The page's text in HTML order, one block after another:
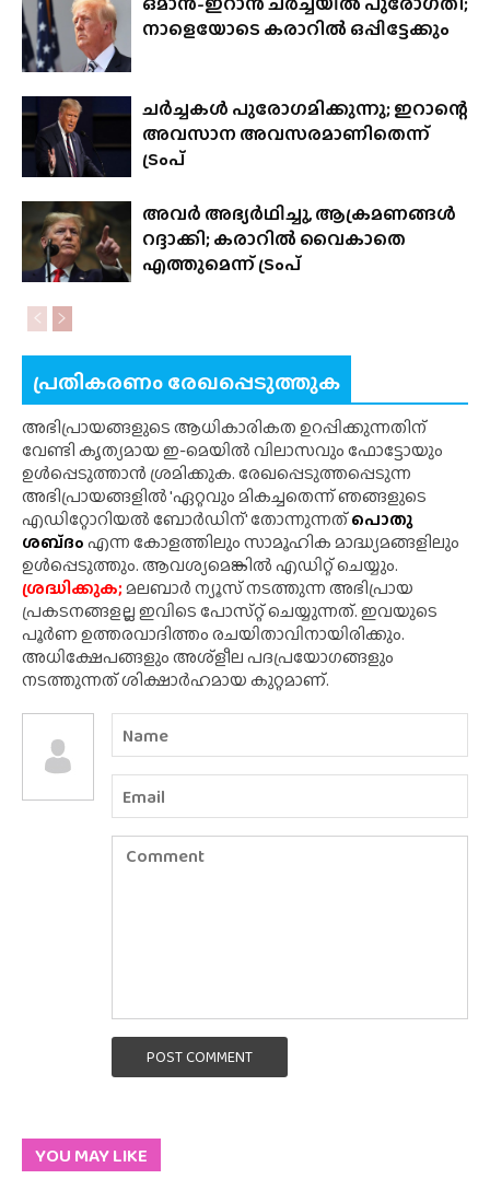
നാളെയോടെ കരാറിൽ ഒപ്പിട്ടേക്കും
ചർച്ചകൾ പുരോഗമിക്കുന്നു; ഇറാന്റെ
അവസാന അവസരമാണിതെന്ന്
ട്രംപ്
അവർ അഭ്യർഥിച്ചു, ആക്രമണങ്ങൾ
റദ്ദാക്കി; കരാറിൽ വൈകാതെ
എത്തുമെന്ന് ട്രംപ്
പ്രതികരണം രേഖപ്പെടുത്തുക
അഭിപ്രായങ്ങളുടെ ആധികാരികത ഉറപ്പിക്കുന്നതിന്
വേണ്ടി കൃത്യമായ ഇ-മെയിൽ വിലാസവും ഫോട്ടോയും
ഉൾപ്പെടുത്താൻ ശ്രമിക്കുക. രേഖപ്പെടുത്തപ്പെടുന്ന
അഭിപ്രായങ്ങളിൽ 'ഏറ്റവും മികച്ചതെന്ന് ഞങ്ങളുടെ
എഡിറ്റോറിയൽ ബോർഡിന്' തോന്നുന്നത്പൊതു
ശബ്‌ദംഎന്ന കോളത്തിലും സാമൂഹിക മാദ്ധ്യമങ്ങളിലും
ഉൾപ്പെടുത്തും. ആവശ്യമെങ്കിൽ എഡിറ്റ് ചെയ്യും.
ശ്രദ്ധിക്കുക;മലബാർ ന്യൂസ് നടത്തുന്ന അഭിപ്രായ
പ്രകടനങ്ങളല്ല ഇവിടെ പോസ്‌റ്റ് ചെയ്യുന്നത്. ഇവയുടെ
പൂർണ ഉത്തരവാദിത്തം രചയിതാവിനായിരിക്കും.
അധിക്ഷേപങ്ങളും അശ്‌ളീല പദപ്രയോഗങ്ങളും
നടത്തുന്നത് ശിക്ഷാർഹമായ കുറ്റമാണ്.
POST COMMENT
YOU MAY LIKE